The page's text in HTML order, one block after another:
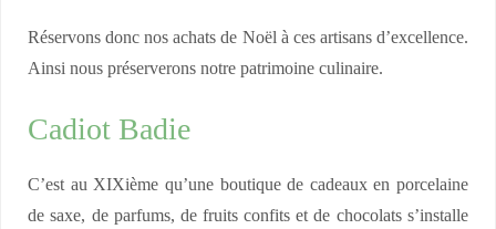
Réservons donc nos achats de Noël à ces artisans d’excellence.
Ainsi nous préserverons notre patrimoine culinaire.
Cadiot Badie
C’est au XIXième qu’une boutique de cadeaux en porcelaine
de saxe, de parfums, de fruits confits et de chocolats s’installe